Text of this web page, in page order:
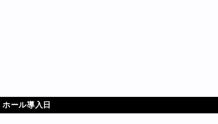
ホール導入日